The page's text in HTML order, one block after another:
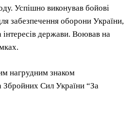
Успішно виконував бойові
забезпечення оборони України,
інтересів держави. Воював на
нагрудним знаком
Збройних Сил України “За